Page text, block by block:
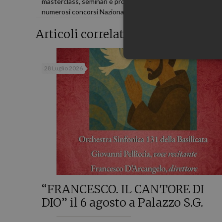
numerosi concorsi Nazionali ed Internazionali in Italia ed
Articoli correlati
28 Luglio 2026
“FRANCESCO. IL CANTORE DI
DIO” il 6 agosto a Palazzo S.G.